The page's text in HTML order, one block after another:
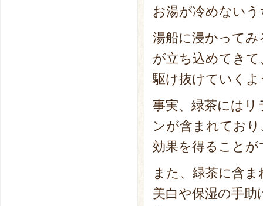
お湯が冷めない
湯船に浸かって
が立ち込めてき
駆け抜けていく
事実、緑茶には
ンが含まれてお
効果を得ること
また、緑茶に含
美白や保湿の手